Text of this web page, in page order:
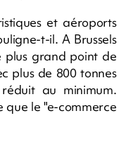
et aéroports
t-il. A Brussels
plus grand point de
plus de 800 tonnes
au minimum.
que le "e-commerce